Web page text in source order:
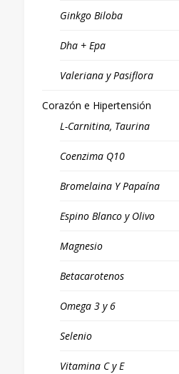
Ginkgo Biloba
Dha + Epa
Valeriana y Pasiflora
Corazón e Hipertensión
L-Carnitina, Taurina
Coenzima Q10
Bromelaina Y Papaína
Espino Blanco y Olivo
Magnesio
Betacarotenos
Omega 3 y 6
Selenio
Vitamina C y E